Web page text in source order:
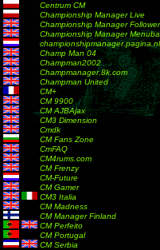
Centrum CM
Championship Manager Live
Championship Manager
Championship Manager
championshipmanager.pagina.nl
Champ Man 04
Champman2002
Champmanager.8k.com
Champman United
CM+
CM 9900
CM AJBAjax
CM3 Dimension
Cmdk
CM Fans Zone
CmFAQ
CM4rums.com
CM Frenzy
CM-Future
CM Gamer
CM3 Italia
CM Madness
CM Manager Finland
CM Perfeito
CM Portugal
CM Serbia